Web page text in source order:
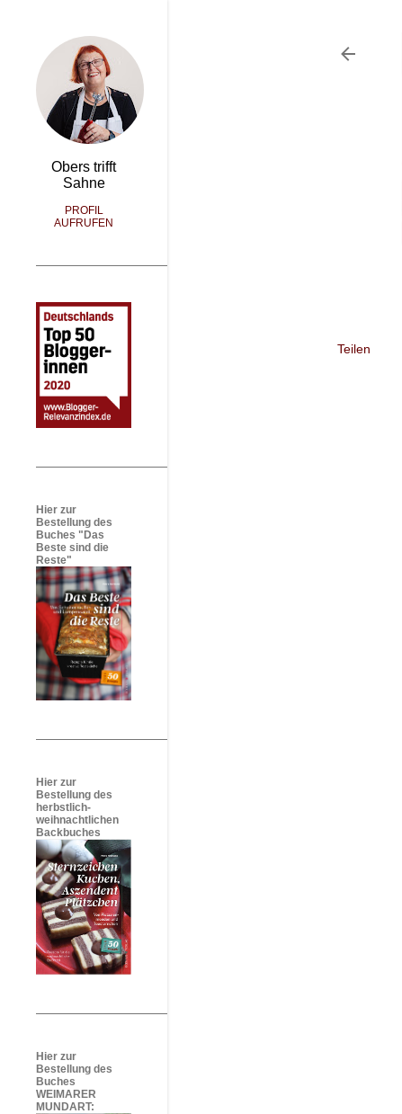
Teilen
Obers trifft
Sahne
PROFIL
AUFRUFEN
Hier zur
Bestellung des
Buches "Das
Beste sind die
Reste"
Hier zur
Bestellung des
herbstlich-
weihnachtlichen
Backbuches
Hier zur
Bestellung des
Buches
WEIMARER
MUNDART: